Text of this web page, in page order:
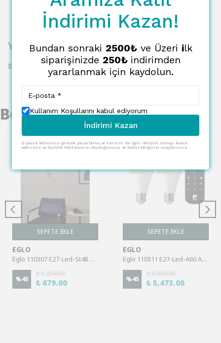
Yorumlar
Bu ürün için henüz yorum yapılmamış.
Benzer Ürünler
SEPETE EKLE
EGLO
Eglo 110307 E27-Led-St48 Ampul 1X7,3W Şeffaf 2700K 806 Lümen
%45
₺ 1,234.00
₺ 679.00
SEPETE EKLE
EGLO
Eglo 110311 E27-Led-A60 Ampul 2X9W Opal 2700-6500K 806 Lümen 2’Li Paket RGB
%45
₺ 9,950.00
₺ 5,473.00
İndirimi Kazan!
Bundan sonraki 2500₺ve Üzeri ilk
siparişinizde 250₺ indirimden
yararlanmak için kaydolun.
Kullanım Koşullarını kabul ediyorum
İndirimi Kazan
E-posta adresinizi girerek pazarlama ve tanıtım ile ilgili iletişim almayı kabul
edersiniz ve Gizlilik Politikamızı okuduğunuzu ve kabul ettiğinizi onaylarsınız.